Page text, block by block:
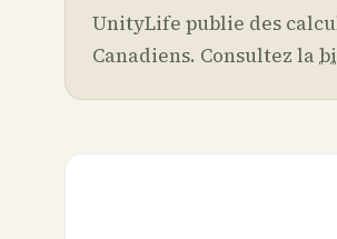
UnityLife publie des
Canadiens. Consultez la